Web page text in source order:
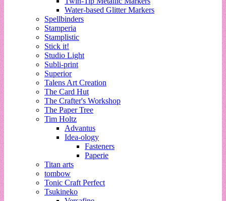
Water-based Glitter Markers
Spellbinders
Stamperia
Stamplistic
Stick it!
Studio Light
Subli-print
Superior
Talens Art Creation
The Card Hut
The Crafter's Workshop
The Paper Tree
Tim Holtz
Advantus
Idea-ology
Fasteners
Paperie
Titan arts
tombow
Tonic Craft Perfect
Tsukineko